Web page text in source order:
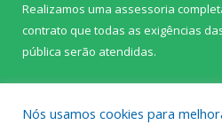
Realizamos uma assessoria
contrato que todas as exigências
pública serão atendidas.
Nós usamos cookies para